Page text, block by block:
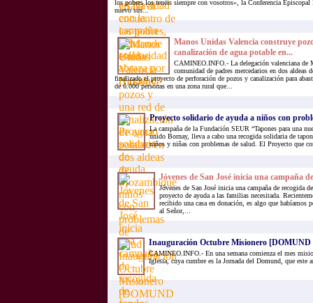
los pobres los tenéis siempre con vosotros», la Conferencia Episcopal
nuevo sus...
Manos Unidas Valencia construye
canalización de agua potable en...
CAMINEO.INFO.- La delegación valenciana de
comunidad de padres mercedarios en dos aldeas
finalizado el proyecto de perforación de pozos y canalización para
de 6.000 personas en una zona rural que...
Proyecto solidario de ayuda a niños con
La campaña de la Fundación SEUR “Tapones para una
unido Bornay, lleva a cabo una recogida solidaria de
niños y niñas con problemas de salud. El Proyecto que
Jóvenes de San José inicia una campaña
Jóvenes de San José inicia una campaña de recogida
proyecto de ayuda a las familias necesitada.
recibido una casa en donación, es algo que habíamos
al Señor,...
Inauguración Octubre Misionero [DOMUND
CAMINEO.INFO.- En una semana comienza el mes
Iglesia, cuya cumbre es la Jornada del Domund, que este